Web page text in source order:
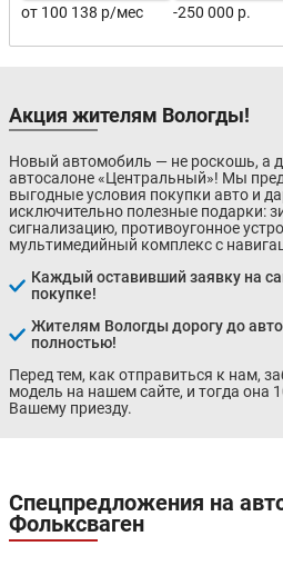
от 100 138 р/мес -250 000 р.
Акция жителям Вологды!
Новый автомобиль — не роскошь, а
автосалоне «Центральный»! Мы
выгодные условия покупки авто и
исключительно полезные подарки:
сигнализацию, противоугонное
мультимедийный комплекс с
Каждый оставивший заявку на
покупке!
Жителям Вологды дорогу до
полностью!
Перед тем, как отправиться к нам,
модель на нашем сайте, и тогда она
Вашему приезду.
Спецпредложения на
Фольксваген